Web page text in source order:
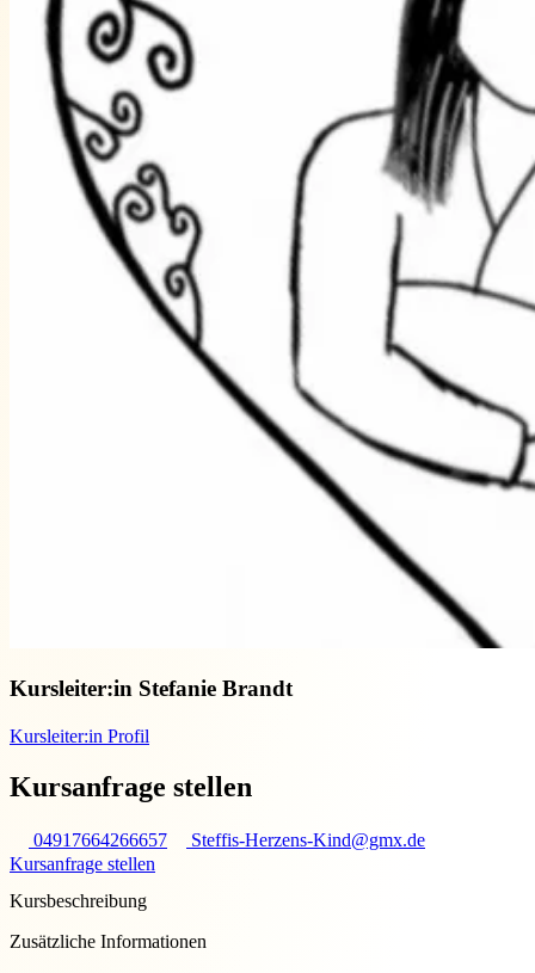
Kursleiter:in Stefanie Brandt
Kursleiter:in Profil
Kursanfrage stellen
04917664266657
Steffis-Herzens-Kind@gmx.de
Kursanfrage stellen
Kursbeschreibung
Zusätzliche Informationen